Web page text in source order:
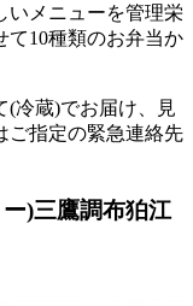
いメニューを管理栄
て10種類のお弁当か
(冷蔵)でお届け、見
ご指定の緊急連絡先
)三鷹調布狛江